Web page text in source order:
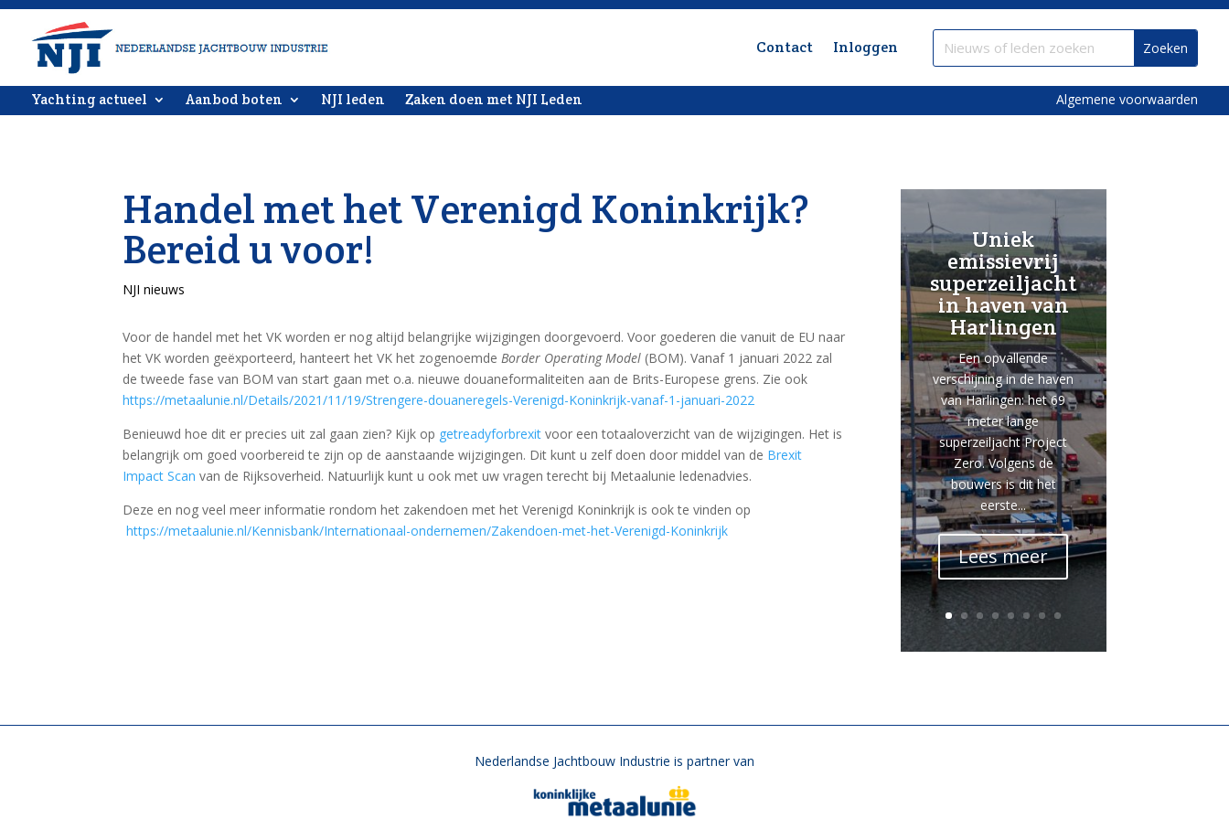
Contact Inloggen
Yachting actueel Aanbod boten NJI leden Zaken doen met NJI Leden Algemene voorwaarden
Handel met het Verenigd Koninkrijk?
Bereid u voor!
NJI nieuws
Voor de handel met het VK worden er nog altijd belangrijke wijzigingen doorgevoerd. Voor goederen die vanuit de EU naar
het VK worden geëxporteerd, hanteert het VK het zogenoemdeBorder Operating Model (BOM). Vanaf 1 januari 2022 zal
de tweede fase van BOM van start gaan met o.a. nieuwe douaneformaliteiten aan de Brits-Europese grens. Zie ook
https://metaalunie.nl/Details/2021/11/19/Strengere-douaneregels-Verenigd-Koninkrijk-vanaf-1-januari-2022
Benieuwd hoe dit er precies uit zal gaan zien? Kijk op getreadyforbrexitvoor een totaaloverzicht van de wijzigingen. Het is
belangrijk om goed voorbereid te zijn op de aanstaande wijzigingen. Dit kunt u zelf doen door middel van de Brexit
Impact Scan van de Rijksoverheid. Natuurlijk kunt u ook met uw vragen terecht bij Metaalunie ledenadvies.
Deze en nog veel meer informatie rondom het zakendoen met het Verenigd Koninkrijk is ook te vinden op
https://metaalunie.nl/Kennisbank/Internationaal-ondernemen/Zakendoen-met-het-Verenigd-Koninkrijk
Uniek
emissievrij
superzeiljacht
in haven van
Harlingen
Een opvallende
verschijning in de haven
van Harlingen: het 69
meter lange
superzeiljacht Project
Zero. Volgens de
bouwers is dit het
eerste...
Lees meer
Nederlandse Jachtbouw Industrie is partner van